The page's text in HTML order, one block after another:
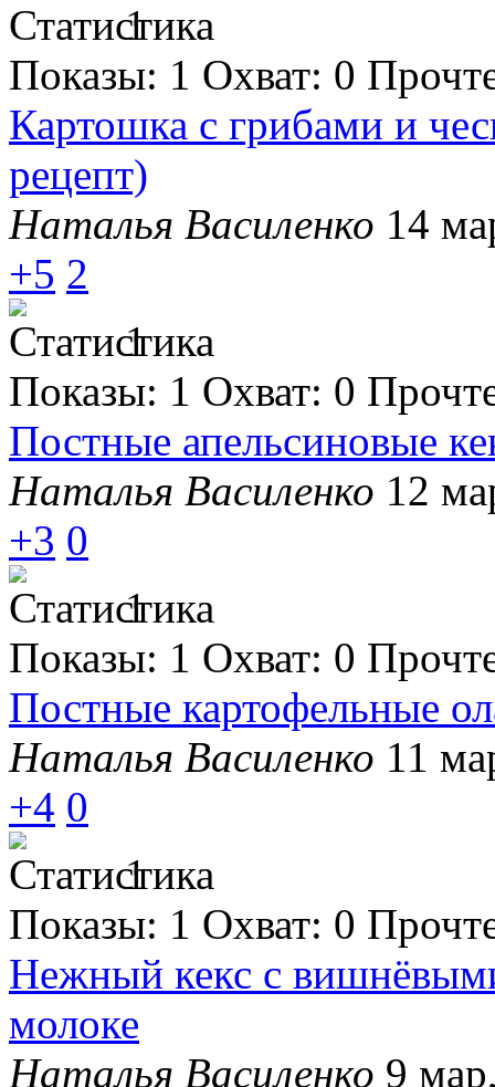
1
Показы: 1 Охват: 0
Картошка с грибами и
рецепт)
Наталья Василенко 14
+5 2
1
Показы: 1 Охват: 0
Постные апельсиновые
Наталья Василенко 12
+3 0
1
Показы: 1 Охват: 0
Постные картофельные
Наталья Василенко 11
+4 0
1
Показы: 1 Охват: 0
Нежный кекс с
молоке
Наталья Василенко 9